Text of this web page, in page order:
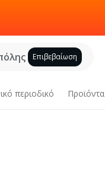
Επιβεβαίωση
περιοδικό Προϊόντα